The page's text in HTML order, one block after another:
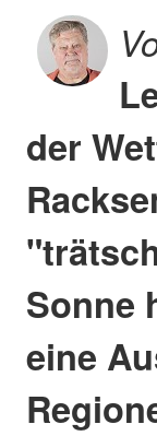
der
Sonne
eine